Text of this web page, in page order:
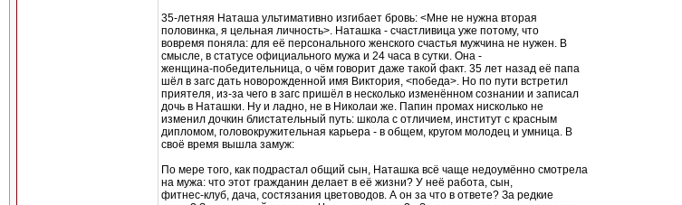
35-летняя Наташа ультимативно изгибает бровь: <Мне не нужна вторая
половинка, я цельная личность>. Наташка - счастливица уже потому, что
вовремя поняла: для её персонального женского счастья мужчина не нужен. В
смысле, в статусе официального мужа и 24 часа в сутки. Она -
женщина-победительница, о чём говорит даже такой факт. 35 лет назад её папа
шёл в загс дать новорожденной имя Виктория, <победа>. Но по пути встретил
приятеля, из-за чего в загс пришёл в несколько изменённом сознании и записал
дочь в Наташки. Ну и ладно, не в Николаи же. Папин промах нисколько не
изменил дочкин блистательный путь: школа с отличием, институт с красным
дипломом, головокружительная карьера - в общем, кругом молодец и умница. В
своё время вышла замуж:
По мере того, как подрастал общий сын, Наташка всё чаще недоумённо смотрела
на мужа: что этот гражданин делает в её жизни? У неё работа, сын,
фитнес-клуб, дача, состязания цветоводов. А он за что в ответе? За редкие